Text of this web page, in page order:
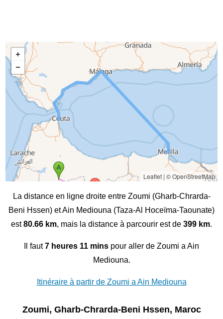
Leaflet| © OpenStreetMap
La distance en ligne droite entre Zoumi (Gharb-Chrarda-
Beni Hssen) et Ain Mediouna (Taza-Al Hoceïma-Taounate)
est80.66 km, mais la distance à parcourir est de 399 km.
Il faut7 heures 11 mins pour aller de Zoumi a Ain
Mediouna.
Itinéraire à partir de Zoumi a Ain Mediouna
Zoumi, Gharb-Chrarda-Beni Hssen, Maroc